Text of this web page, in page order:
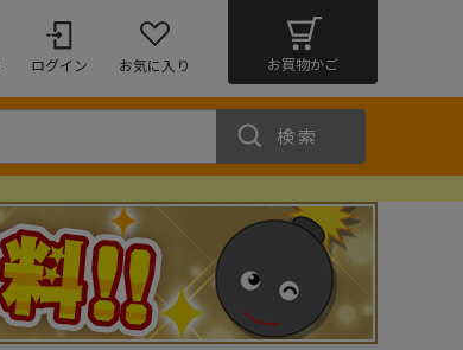
ログイン お気に入り お買物かご
検索